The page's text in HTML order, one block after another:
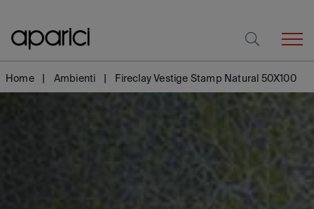
Home Ambienti Fireclay Vestige Stamp Natural 50X100